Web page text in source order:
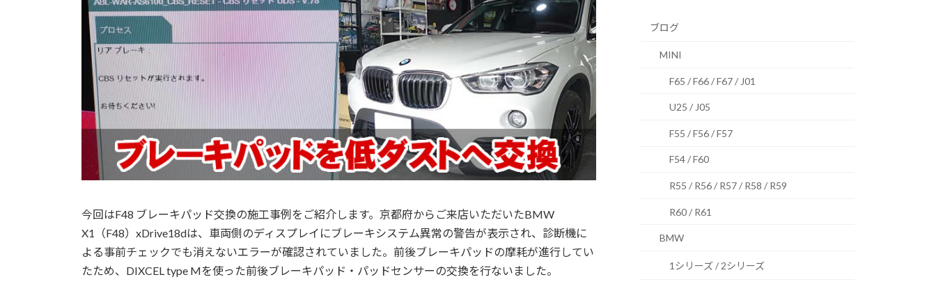
今回はF48 ブレーキパッド交換の施工事例をご紹介します。京都府からご来店いただいたBMW
X1（F48）xDrive18dは、車両側のディスプレイにブレーキシステム異常の警告が表示され、診断機に
よる事前チェックでも消えないエラーが確認されていました。前後ブレーキパッドの摩耗が進行してい
たため、DIXCEL type Mを使った前後ブレーキパッド・パッドセンサーの交換を行ないました。
ブログ
MINI
F65 / F66 / F67 / J01
U25 / J05
F55 / F56 / F57
F54 / F60
R55 / R56 / R57 / R58 / R59
R60 / R61
BMW
1シリーズ / 2シリーズ